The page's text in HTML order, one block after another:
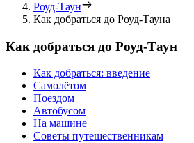
Роуд-Таун
Как добраться до Роуд-Тауна
Как добраться до Роуд-Таун
Как добраться: введение
Самолётом
Поездом
Автобусом
На машине
Советы путешественникам